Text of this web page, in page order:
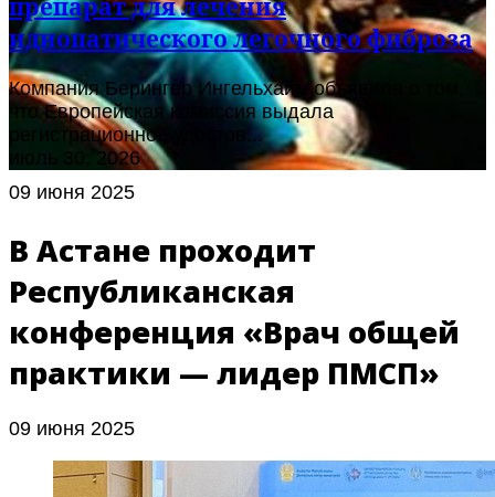
препарат для лечения
идиопатического легочного фиброза
Компания Берингер Ингельхайм объявила о том,
что Европейская комиссия выдала
регистрационное удостов...
июль 30, 2026
09 июня 2025
В Астане проходит
Республиканская
конференция «Врач общей
практики — лидер ПМСП»
09 июня 2025